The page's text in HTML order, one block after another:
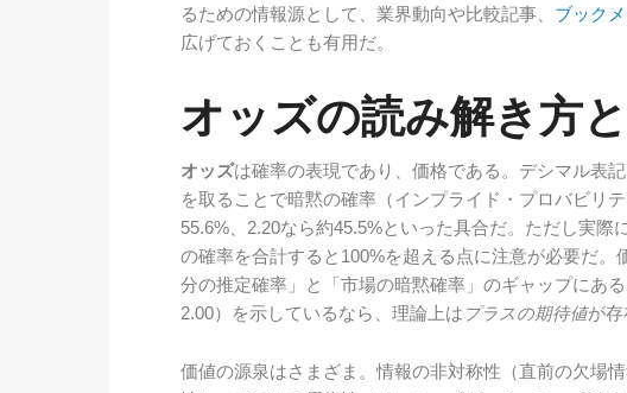
るための情報源として、業界動向や比較記事、 ブック
広げておくことも有用だ。
オッズの読み解き方
オッズは確率の表現であり、価格である。デシマル表
を取ることで暗黙の確率（インプライド・プロバビリ
55.6%、2.20なら約45.5%といった具合だ。ただし実際
の確率を合計すると100%を超える点に注意が必要だ。
分の推定確率」と「市場の暗黙確率」のギャップにあ
2.00）を示しているなら、理論上は プラスの期待値が存
価値の源泉はさまざま。情報の非対称性（直前の欠場